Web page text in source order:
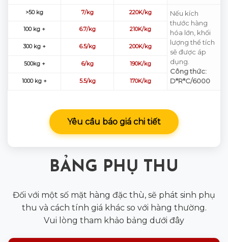
>50 kg 7/kg 220K/kg
Nếu kích
thước hàng
hóa lớn, khối
lượng thể tích
sẽ được áp
dụng.
Công thức:
D*R*C/6000
100 kg + 6.7/kg 210K/kg
300 kg + 6.5/kg 200K/kg
500kg + 6/kg 190K/kg
1000 kg + 5.5/kg 170K/kg
Yêu cầu báo giá chi tiết
BẢNG PHỤ THU
Đối với một số mặt hàng đặc thù, sẽ phát sinh phụ
thu và cách tính giá khác so với hàng thường.
Vui lòng tham khảo bảng dưới đây